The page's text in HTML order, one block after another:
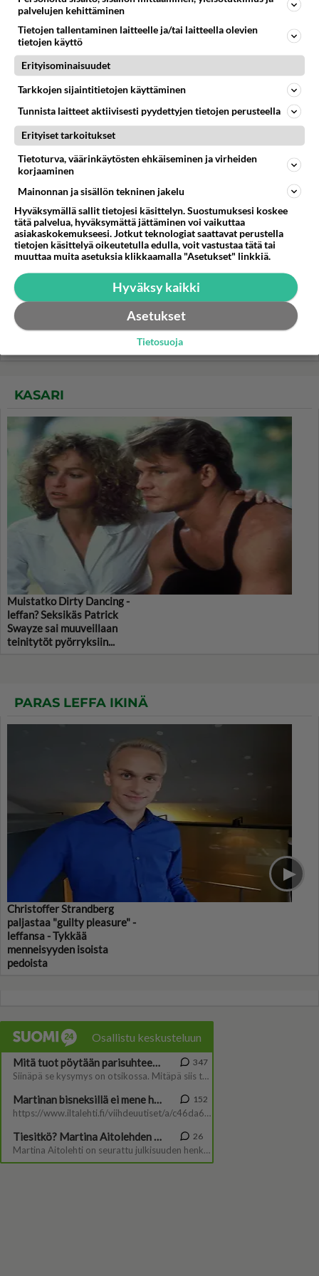
Ruskea kastike on lihapullien
perinteinen kaveri. Sopii myös
nakkikastikkeen pohjaksi!
Paholaisen hillo on ärhäkkä
tapaus.
Aurajuustosalaatti maistuu
sellaisenaan tai pääruoan
kyljessä. Tämä on salaatti
vaativaankin makuun!
HOROSKOOPPI
6.8.2026
Valitse oma tähtimerkkisi ja lue päivän horoskooppi!
KASARI
Muistatko Dirty Dancing -
leffan? Seksikäs Patrick
Swayze sai muuveillaan
teinitytöt pyörryksiin...
PARAS LEFFA IKINÄ
Christoffer Strandberg
paljastaa "guilty pleasure" -
leffansa - Tykkää
menneisyyden isoista
pedoista
palvelujen kehittäminen
Tietojen tallentaminen laitteelle ja/tai laitteella olevien
tietojen käyttö
Erityisominaisuudet
Tarkkojen sijaintitietojen käyttäminen
Tunnista laitteet aktiivisesti pyydettyjen tietojen perusteella
Erityiset tarkoitukset
Tietoturva, väärinkäytösten ehkäiseminen ja virheiden
korjaaminen
Mainonnan ja sisällön tekninen jakelu
Hyväksymällä sallit tietojesi käsittelyn. Suostumuksesi koskee
tätä palvelua, hyväksymättä jättäminen voi vaikuttaa
asiakaskokemukseesi. Jotkut teknologiat saattavat perustella
tietojen käsittelyä oikeutetulla edulla, voit vastustaa tätä tai
muuttaa muita asetuksia klikkaamalla "Asetukset" linkkiä.
Hyväksy kaikki
Asetukset
Tietosuoja